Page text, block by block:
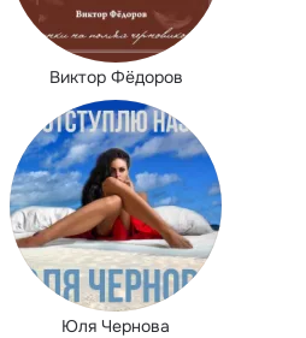
Виктор Фёдоров
Юля Чернова